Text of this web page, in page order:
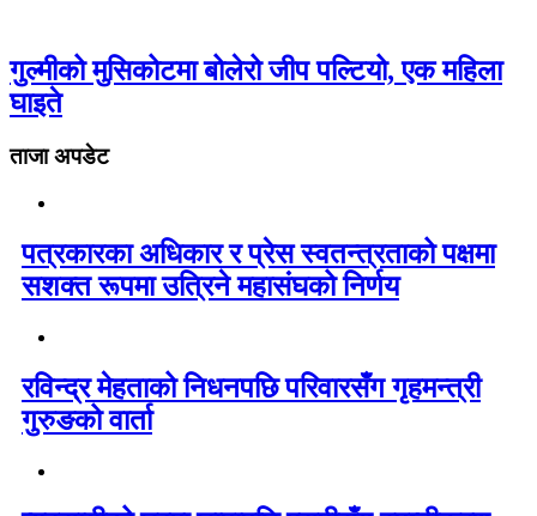
गुल्मीको मुसिकोटमा बोलेरो जीप पल्टियो, एक महिला
घाइते
ताजा अपडेट
पत्रकारका अधिकार र प्रेस स्वतन्त्रताको पक्षमा
सशक्त रूपमा उत्रिने महासंघको निर्णय
रविन्द्र मेहताको निधनपछि परिवारसँग गृहमन्त्री
गुरुङको वार्ता